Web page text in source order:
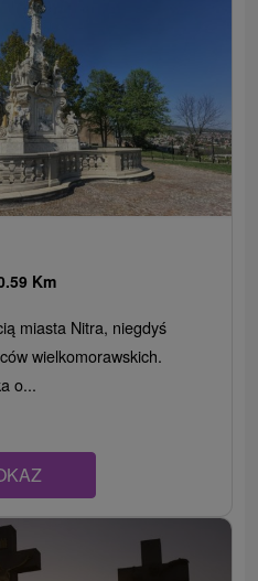
Km
miasta Nitra, niegdyś
wielkomorawskich.
o...